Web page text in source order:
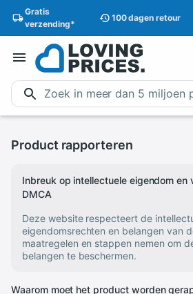
Gratis
verzending*
100 dagen retour
Product rapporteren
Inbreuk op intellectuele eigendom en
DMCA
Deze website respecteert de
eigendomsrechten en belangen van
maatregelen en stappen nemen om
belangen te beschermen.
Waarom moet het product worden